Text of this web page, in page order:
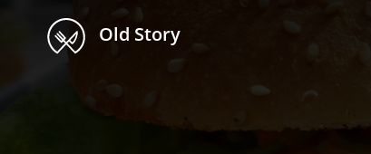
Old Story